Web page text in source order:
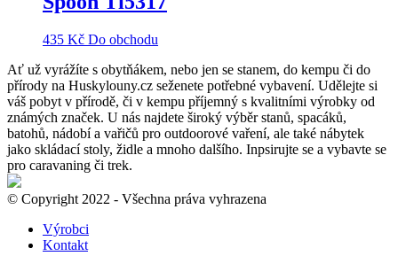
435 Kč Do obchodu
Ať už vyrážíte s obytňákem, nebo jen se stanem, do kempu či do
přírody na Huskylouny.cz seženete potřebné vybavení. Udělejte si
váš pobyt v přírodě, či v kempu příjemný s kvalitními výrobky od
známých značek. U nás najdete široký výběr stanů, spacáků,
batohů, nádobí a vařičů pro outdoorové vaření, ale také nábytek
jako skládací stoly, židle a mnoho dalšího. Inpsirujte se a vybavte se
pro caravaning či trek.
© Copyright 2022 - Všechna práva vyhrazena
Výrobci
Kontakt